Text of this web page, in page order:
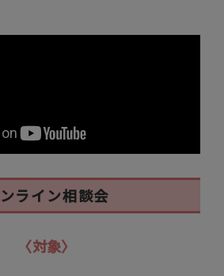
ライン相談会
〈対象〉